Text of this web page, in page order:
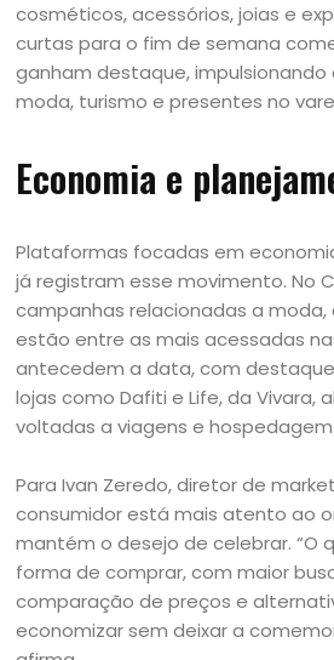
cosméticos, acessórios, joias e
curtas para o fim de semana
ganham destaque,
moda, turismo e presentes no
Economia e
Plataformas focadas em
já registram esse movimento. No
campanhas relacionadas a moda,
estão entre as mais acessadas
antecedem a data, com
lojas como Dafiti e Life, da Vivara,
voltadas a viagens e hospedagem.
Para Ivan Zeredo, diretor de
consumidor está mais atento ao
mantém o desejo de celebrar. “O
forma de comprar, com maior
comparação de preços e
economizar sem deixar a